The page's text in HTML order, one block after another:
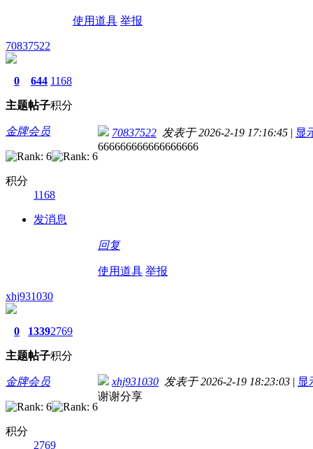
使用道具 举报
70837522
0
主题
644
帖子
1168
积分
金牌会员
积分
1168
发消息
70837522 发表于 2026-2-19 17:16:45 | 显
666666666666666666
回复
使用道具 举报
xhj931030
0
主题
1339
帖子
2769
积分
金牌会员
积分
2769
xhj931030 发表于 2026-2-19 18:23:03 | 显
谢谢分享